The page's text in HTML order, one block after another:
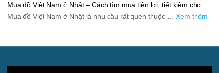
Mua đồ Việt Nam ở Nhật – Cách tìm mua tiện lợi, tiết kiệm cho
người xa quê
Mua đồ Việt Nam ở Nhật là nhu cầu rất quen thuộc … Xem thêm